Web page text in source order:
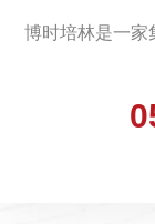
博时培林是一家